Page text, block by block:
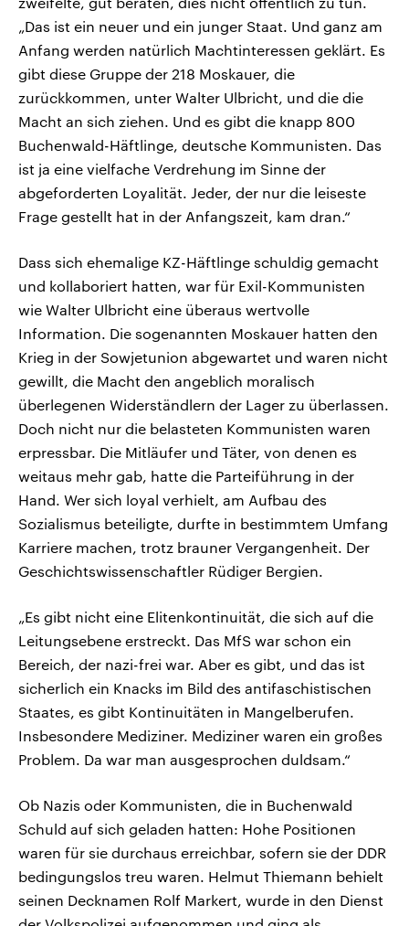
„Das ist ein neuer und ein junger Staat. Und ganz am
Anfang werden natürlich Machtinteressen geklärt. Es
gibt diese Gruppe der 218 Moskauer, die
zurückkommen, unter Walter Ulbricht, und die die
Macht an sich ziehen. Und es gibt die knapp 800
Buchenwald-Häftlinge, deutsche Kommunisten. Das
ist ja eine vielfache Verdrehung im Sinne der
abgeforderten Loyalität. Jeder, der nur die leiseste
Frage gestellt hat in der Anfangszeit, kam dran.“
Dass sich ehemalige KZ-Häftlinge schuldig gemacht
und kollaboriert hatten, war für Exil-Kommunisten
wie Walter Ulbricht eine überaus wertvolle
Information. Die sogenannten Moskauer hatten den
Krieg in der Sowjetunion abgewartet und waren nicht
gewillt, die Macht den angeblich moralisch
überlegenen Widerständlern der Lager zu überlassen.
Doch nicht nur die belasteten Kommunisten waren
erpressbar. Die Mitläufer und Täter, von denen es
weitaus mehr gab, hatte die Parteiführung in der
Hand. Wer sich loyal verhielt, am Aufbau des
Sozialismus beteiligte, durfte in bestimmtem Umfang
Karriere machen, trotz brauner Vergangenheit. Der
Geschichtswissenschaftler Rüdiger Bergien.
„Es gibt nicht eine Elitenkontinuität, die sich auf die
Leitungsebene erstreckt. Das MfS war schon ein
Bereich, der nazi-frei war. Aber es gibt, und das ist
sicherlich ein Knacks im Bild des antifaschistischen
Staates, es gibt Kontinuitäten in Mangelberufen.
Insbesondere Mediziner. Mediziner waren ein großes
Problem. Da war man ausgesprochen duldsam.“
Ob Nazis oder Kommunisten, die in Buchenwald
Schuld auf sich geladen hatten: Hohe Positionen
waren für sie durchaus erreichbar, sofern sie der DDR
bedingungslos treu waren. Helmut Thiemann behielt
seinen Decknamen Rolf Markert, wurde in den Dienst